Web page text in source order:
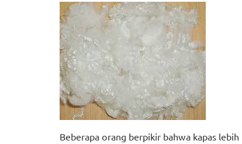
Beberapa orang berpikir bahwa kapas